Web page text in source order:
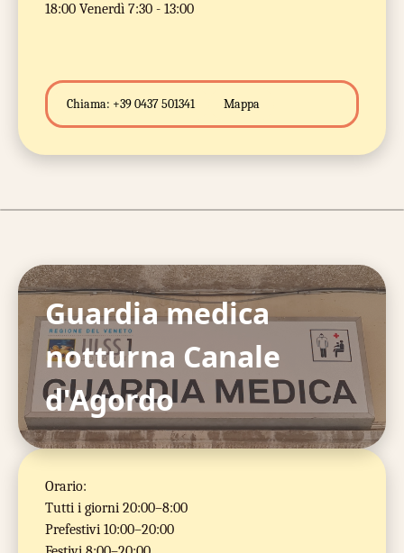
18:00 Venerdì 7:30 - 13:00
Chiama: +39 0437 501341 Mappa
Guardia medica
notturna Canale
d'Agordo
Orario:
Tutti i giorni 20:00–8:00
Prefestivi 10:00–20:00